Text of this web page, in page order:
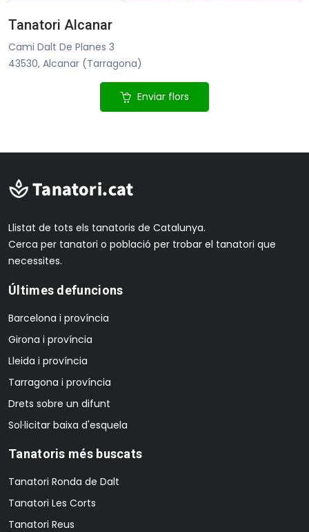
Tanatori Alcanar
Cami Dalt De Planes 3
43530, Alcanar (Tarragona)
Enviar flors
Llistat de tots els tanatoris de Catalunya.
Cerca per tanatori o població per trobar el tanatori que
necessites.
Últimes defuncions
Barcelona i província
Girona i província
Lleida i província
Tarragona i província
Drets sobre un difunt
Sol·licitar baixa d'esquela
Tanatoris més buscats
Tanatori Ronda de Dalt
Tanatori Les Corts
Tanatori Reus